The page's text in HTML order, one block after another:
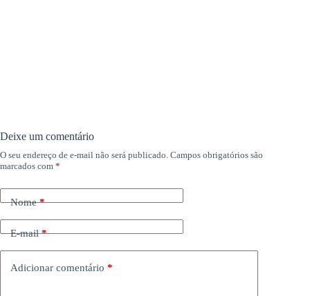
Deixe um comentário
O seu endereço de e-mail não será publicado. Campos obrigatórios são
marcados com *
Nome*
E-mail*
Adicionar comentário *